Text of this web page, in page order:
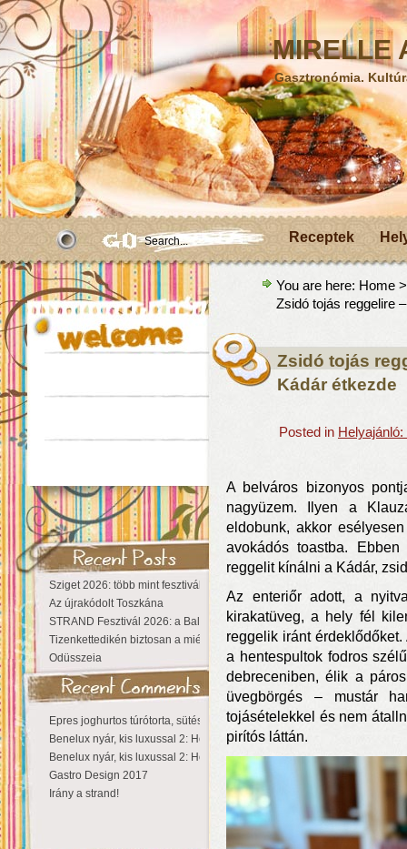
MIRELLE
Gasztronómia.
Receptek
Sziget 2026: több mint fesztivál, egy városnyi élmény
Az újrakódolt Toszkána
STRAND Fesztivál 2026: a Balaton partján a nyár még tart!
Tizenkettedikén biztosan a miénk a Sziget!
Odüsszeia
Epres joghurtos túrótorta, sütés nélkül
Benelux nyár, kis luxussal 2: Hollandia
Benelux nyár, kis luxussal 2: Hollandia
Gastro Design 2017
Irány a strand!
You are here: Home
Zsidó tojás reggelire
Zsidó tojás
Kádár étkezde
Posted in
A belváros bizonyos
nagyüzem. Ilyen a
eldobunk, akkor
avokádós toastba.
reggelit kínálni a Kádár,
Az enteriőr adott, a
kirakatüveg, a hely fél
reggelik iránt
a hentespultok fodros
debreceniben, élik a
üvegbörgés – mustár
tojásételekkel és nem
pirítós láttán.